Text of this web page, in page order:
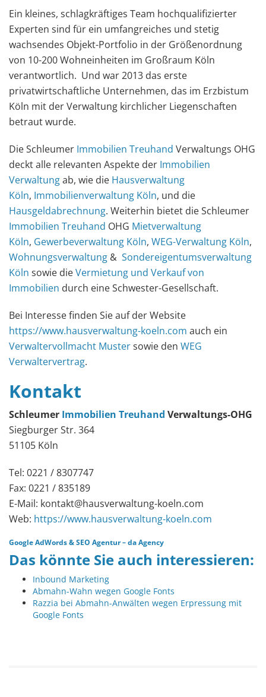
Ein kleines, schlagkräftiges Team hochqualifizierter
Experten sind für ein umfangreiches und stetig
wachsendes Objekt-Portfolio in der Größenordnung
von 10-200 Wohneinheiten im Großraum Köln
verantwortlich. Und war 2013 das erste
privatwirtschaftliche Unternehmen, das im Erzbistum
Köln mit der Verwaltung kirchlicher Liegenschaften
betraut wurde.
Die Schleumer Immobilien Treuhand Verwaltungs OHG
deckt alle relevanten Aspekte der Immobilien
Verwaltungab, wie die Hausverwaltung
Köln, Immobilienverwaltung Köln, und die
Hausgeldabrechnung. Weiterhin bietet die Schleumer
Immobilien Treuhand OHG Mietverwaltung
Köln, Gewerbeverwaltung Köln, WEG-Verwaltung Köln,
Wohnungsverwaltung & Sondereigentumsverwaltung
Köln sowie dieVermietung und Verkauf von
Immobilien durch eine Schwester-Gesellschaft.
Bei Interesse finden Sie auf der Website
https://www.hausverwaltung-koeln.com auch ein
Verwaltervollmacht Mustersowie den WEG
Verwaltervertrag.
Kontakt
Schleumer Immobilien Treuhand Verwaltungs-OHG
Siegburger Str. 364
51105 Köln
Tel: 0221 / 8307747
Fax: 0221 / 835189
E-Mail: kontakt@hausverwaltung-koeln.com
Web: https://www.hausverwaltung-koeln.com
Google AdWords&SEO Agentur–da Agency
Das könnte Sie auch interessieren:
Inbound Marketing
Abmahn-Wahn wegen Google Fonts
Razzia bei Abmahn-Anwälten wegen Erpressung mit
Google Fonts